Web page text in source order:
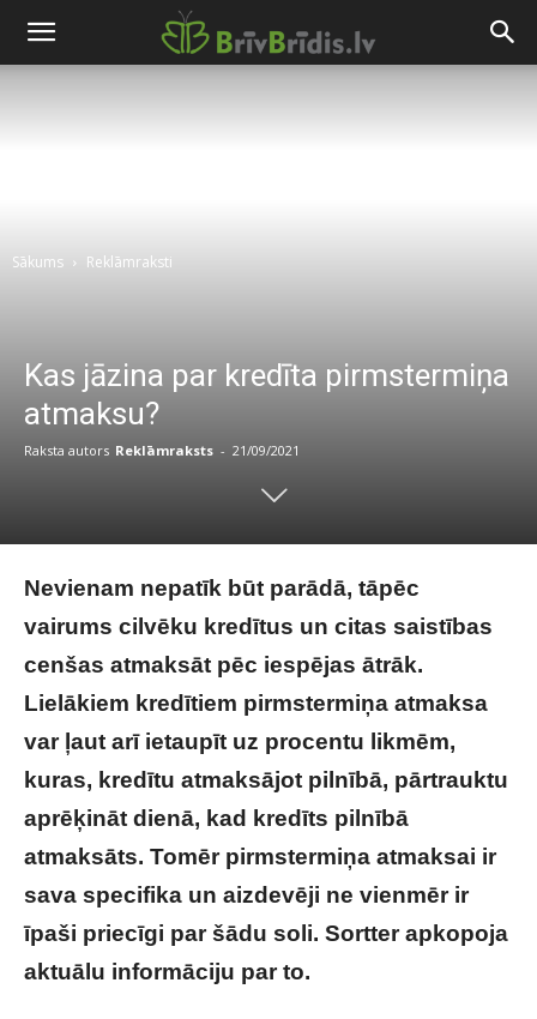
Sākums Reklāmraksti
Kas jāzina par kredīta pirmstermiņa
atmaksu?
Raksta autors Reklāmraksts - 21/09/2021
Nevienam nepatīk būt parādā, tāpēc
vairums cilvēku kredītus un citas saistības
cenšas atmaksāt pēc iespējas ātrāk.
Lielākiem kredītiem pirmstermiņa atmaksa
var ļaut arī ietaupīt uz procentu likmēm,
kuras, kredītu atmaksājot pilnībā, pārtrauktu
aprēķināt dienā, kad kredīts pilnībā
atmaksāts. Tomēr pirmstermiņa atmaksai ir
sava specifika un aizdevēji ne vienmēr ir
īpaši priecīgi par šādu soli. Sortter apkopoja
aktuālu informāciju par to.